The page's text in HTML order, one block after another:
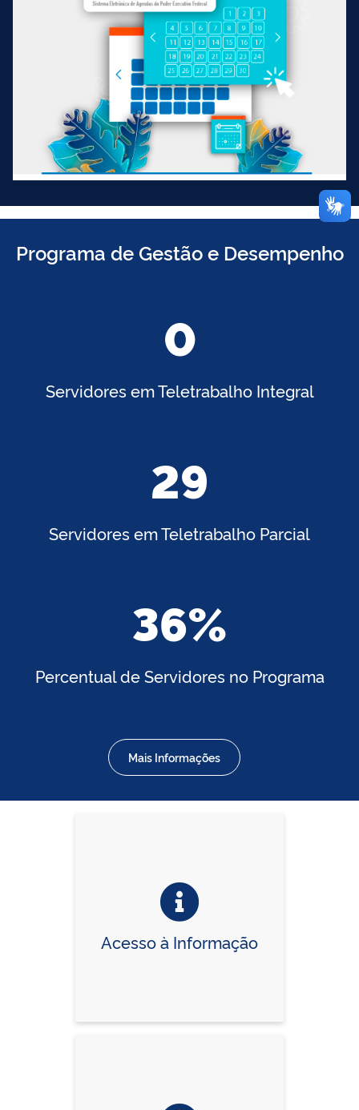
Programa de Gestão e Desempenho
0
Servidores em Teletrabalho Integral
29
Servidores em Teletrabalho Parcial
36%
Percentual de Servidores no Programa
Mais Informações
Acesso à Informação